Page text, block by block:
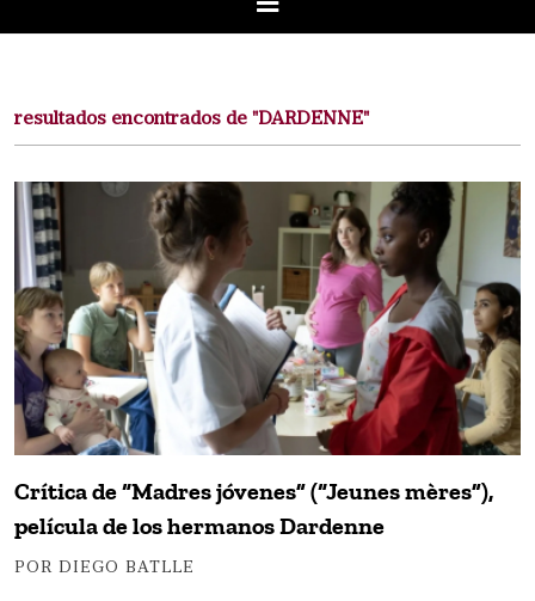
resultados encontrados de "DARDENNE"
Crítica de “Madres jóvenes” (“Jeunes mères”),
película de los hermanos Dardenne
POR DIEGO BATLLE